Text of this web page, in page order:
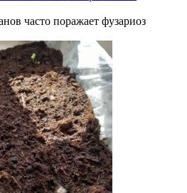
часто поражает фузариоз